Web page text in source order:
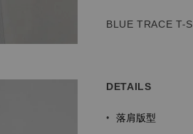
BLUE TRACE T-
DETAILS
• 落肩版型